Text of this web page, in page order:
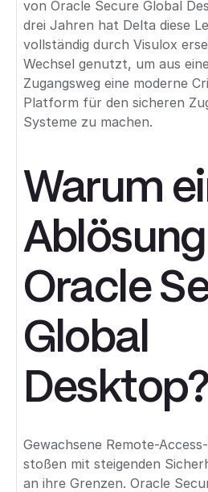
von Oracle Secure Global
drei Jahren hat Delta diese
vollständig durch Visulox
Wechsel genutzt, um aus
Zugangsweg eine moderne
Platform für den sicheren
Systeme zu machen.
Warum
Oracle
Global
Desktop?
Gewachsene Remote-
stoßen mit steigenden
an ihre Grenzen. Oracle